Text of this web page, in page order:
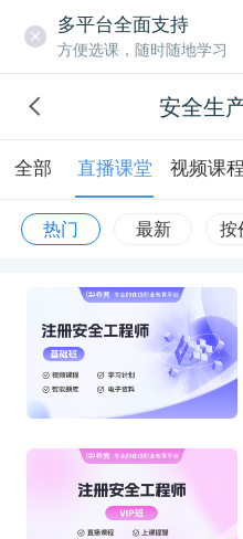
多平台全面支持
方便选课，随时随地学习
安全生
全部 直播课堂 视频课程
热门 最新 按